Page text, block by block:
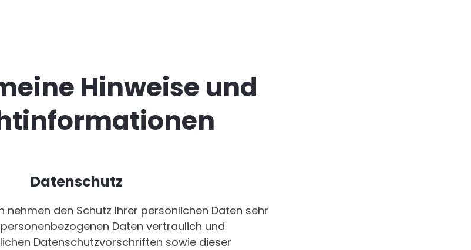
Hinweise und
Datenschutz
nehmen den Schutz Ihrer persönlichen Daten sehr
Daten vertraulich und
Datenschutzvorschriften sowie dieser